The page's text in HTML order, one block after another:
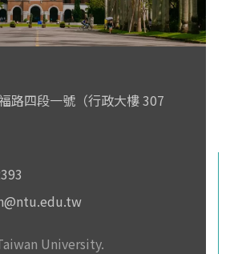
路四段一號（行政大樓 307
University.